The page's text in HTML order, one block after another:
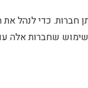
כדי לנהל את
שחברות אלה